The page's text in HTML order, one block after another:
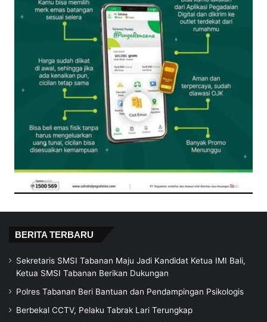
BERITA TERBARU
Sekretaris SMSI Tabanan Maju Jadi Kandidat Ketua IMI Bali,
Ketua SMSI Tabanan Berikan Dukungan
Polres Tabanan Beri Bantuan dan Pendampingan Psikologis
Berbekal CCTV, Pelaku Tabrak Lari Terungkap